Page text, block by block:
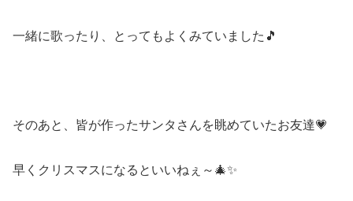
一緒に歌ったり、とってもよくみていました🎵
そのあと、皆が作ったサンタさんを眺めていたお友達💗
早くクリスマスになるといいねぇ～🎄✨